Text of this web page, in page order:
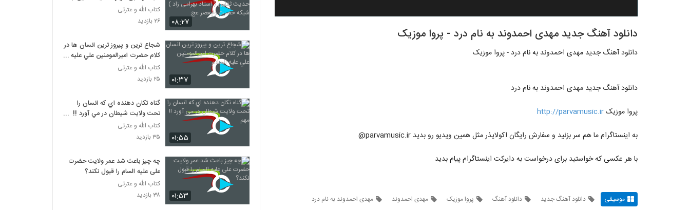
دانلود آهنگ جدید مهدی احمدوند به نام درد - پروا موزیک
دانلود آهنگ جدید مهدی احمدوند به نام درد - پروا موزیک
دانلود آهنگ جدید مهدی احمدوند به نام درد
پروا موزیکhttp://parvamusic.ir
به اینستاگرام ما هم سر بزنید و سفارش رایگان اکولایذر مثل همین ویدیو رو بدید parvamusic.ir@
با هر عکسی که خواستید برای درخواست به دایرکت اینستاگرام پیام بدید
موسیقی دانلود آهنگ جدید دانلود آهنگ پروا موزیک مهدی احمدوند
مهدی احمدوند به نام درد
۰۸:۲۷
استاد بهرامی زاد ) شبکه حضرت
ولیعصر عج
کتاب الله و عترتی
۲۶ بازدید
۰۱:۳۷
شجاع ترين و پيروز ترين انسان ها در
کلام حضرت اميرالمومنين علي عليه
السلام
کتاب الله و عترتی
۲۵ بازدید
۰۱:۵۵
گناه تکان دهنده اي که انسان را
تحت ولايت شيطان در مي آورد !!
مهم
کتاب الله و عترتی
۳۵ بازدید
۰۱:۵۳
چه چیز باعث شد عمر ولایت حضرت
علی علیه السام را قبول نکند؟
کتاب الله و عترتی
۳۸ بازدید